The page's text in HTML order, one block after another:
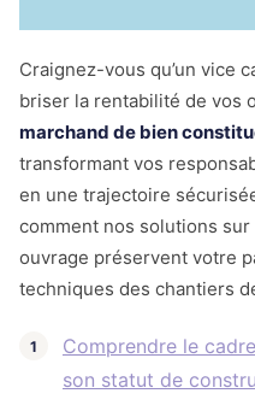
Craignez-vous qu’un vice
briser la rentabilité de vos
marchand de bien
transformant vos
en une trajectoire
comment nos solutions
ouvrage préservent votre
techniques des chantiers
Comprendre le
son statut de